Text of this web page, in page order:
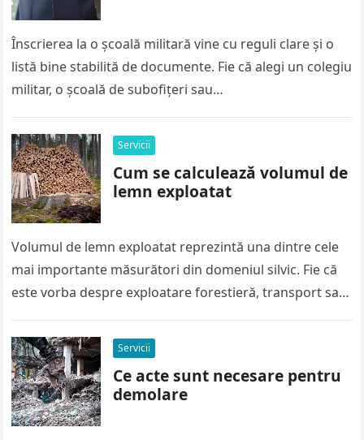
Înscrierea la o școală militară vine cu reguli clare și o
listă bine stabilită de documente. Fie că alegi un colegiu
militar, o școală de subofițeri sau…
Servicii
Cum se calculează volumul de
lemn exploatat
Volumul de lemn exploatat reprezintă una dintre cele
mai importante măsurători din domeniul silvic. Fie că
este vorba despre exploatare forestieră, transport sau
Servicii
Ce acte sunt necesare pentru
demolare